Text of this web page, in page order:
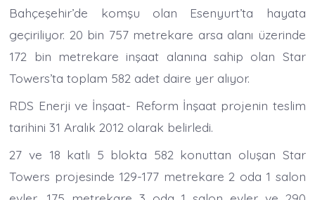
Bahçeşehir’de komşu olan Esenyurt’ta hayata
geçiriliyor. 20 bin 757 metrekare arsa alanı üzerinde
172 bin metrekare inşaat alanına sahip olan Star
Towers’ta toplam 582 adet daire yer alıyor.
RDS Enerji ve İnşaat- Reform İnşaat projenin teslim
tarihini 31 Aralık 2012 olarak belirledi.
27 ve 18 katlı 5 blokta 582 konuttan oluşan Star
Towers projesinde 129-177 metrekare 2 oda 1 salon